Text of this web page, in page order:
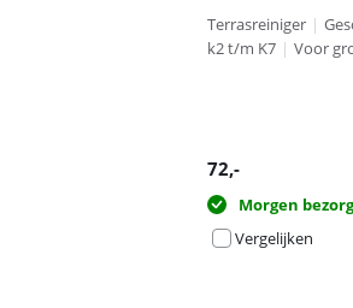
Terrasreiniger |
k2 t/m K7 | Voor
72,-
Morgen
Vergelijken